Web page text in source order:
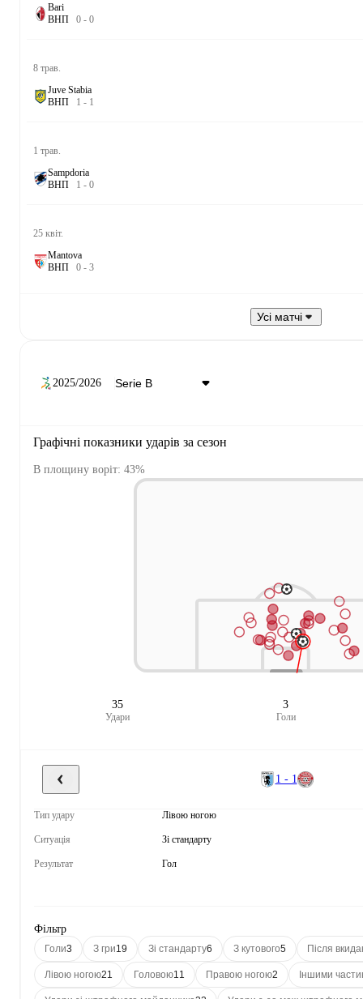
Bari
ВНП 0 - 0
8 трав.
Juve Stabia
ВНП 1 - 1
1 трав.
Sampdoria
ВНП 1 - 0
25 квіт.
Mantova
ВНП 0 - 3
Усі матчі
2025/2026
Графічні показники ударів за сезон
В площину воріт: 43%
35
Удари
3
Голи
1 - 1
Тип удару Лівою ногою
Ситуація Зі стандарту
Результат Гол
Фільтр
Голи3 З гри19 Зі стандарту6 З кутового5 Після
Лівою ногою21 Головою11 Правою ногою2 Іншими